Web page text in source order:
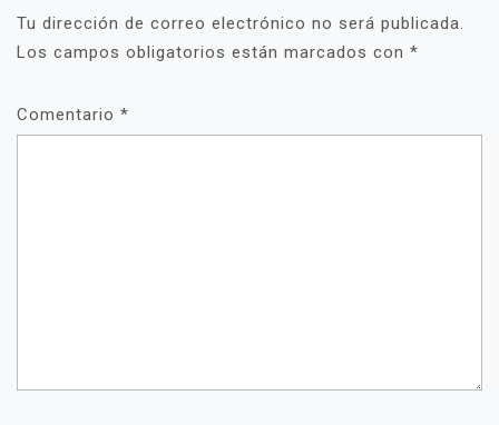
Tu dirección de correo electrónico no será publicada.
Los campos obligatorios están marcados con *
Comentario *